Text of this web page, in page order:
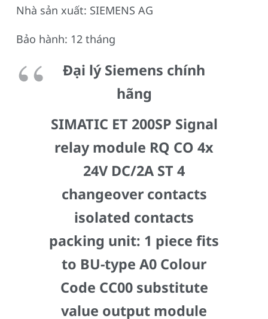
Nhà sản xuất: SIEMENS AG
Bảo hành: 12 tháng
Đại lý Siemens chính
hãng
SIMATIC ET 200SP Signal
relay module RQ CO 4x
24V DC/2A ST 4
changeover contacts
isolated contacts
packing unit: 1 piece fits
to BU-type A0 Colour
Code CC00 substitute
value output module